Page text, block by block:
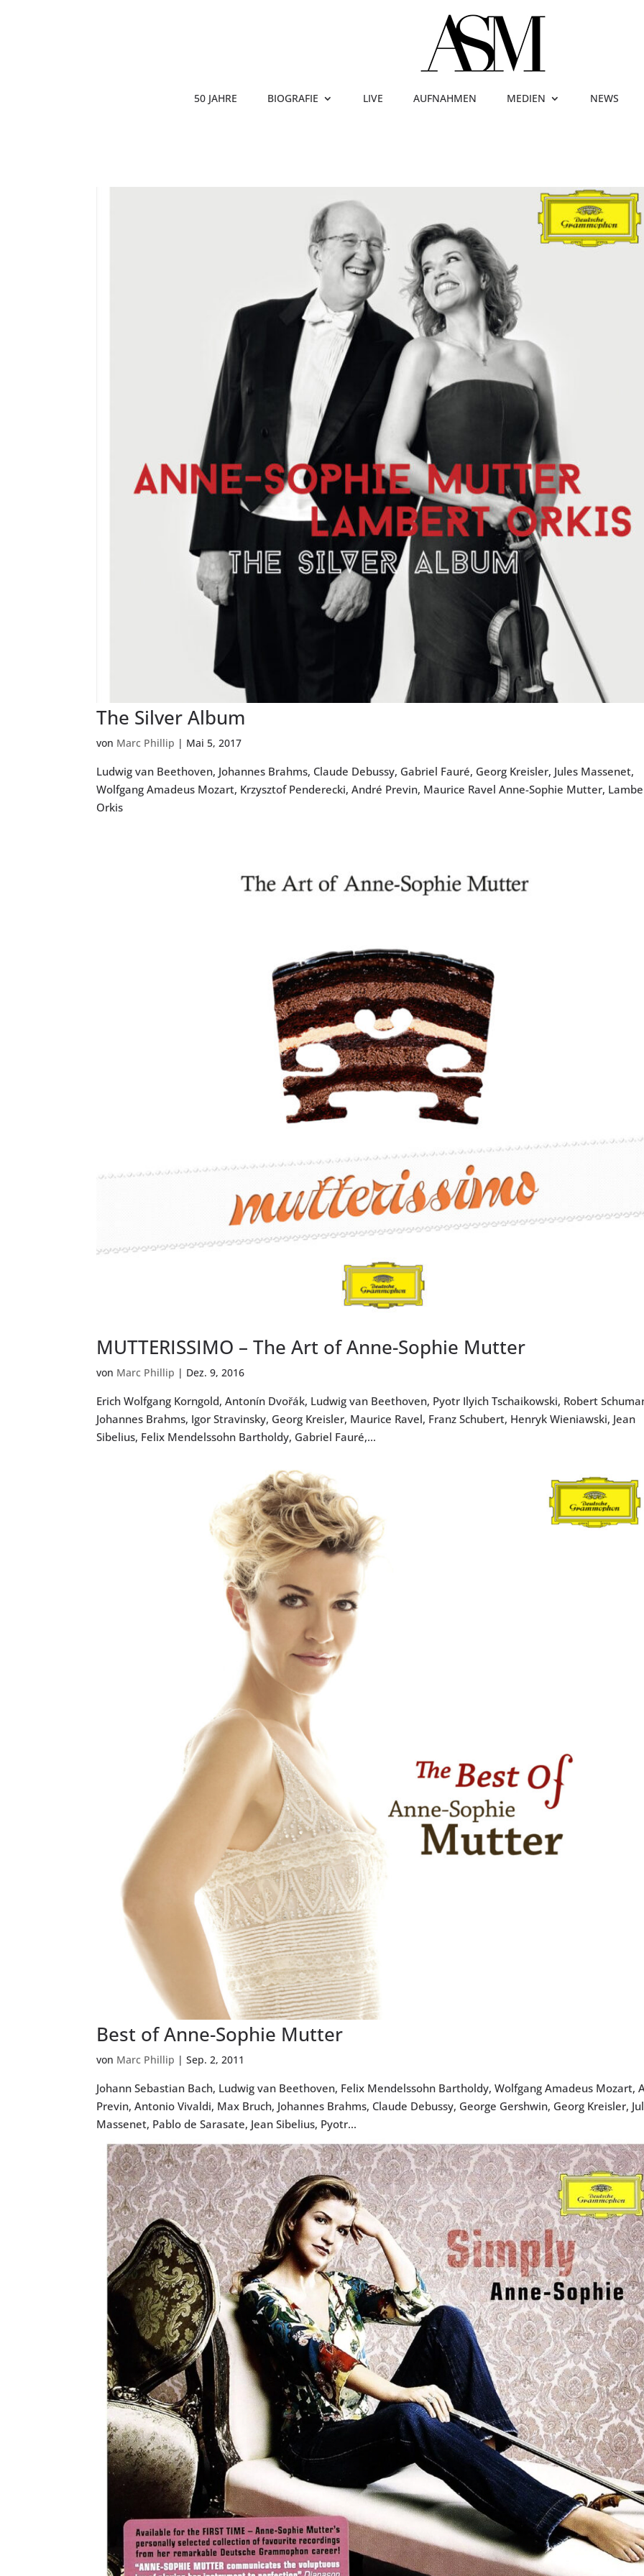
50 JAHRE BIOGRAFIE LIVE AUFNAHMEN MEDIEN NEWS
The Silver Album
von Marc Phillip | Mai 5, 2017
Ludwig van Beethoven, Johannes Brahms, Claude Debussy, Gabriel Fauré, Georg Kreisler, Jules Massenet,
Wolfgang Amadeus Mozart, Krzysztof Penderecki, André Previn, Maurice Ravel Anne-Sophie Mutter,
Orkis
MUTTERISSIMO – The Art of Anne-Sophie Mutter
von Marc Phillip | Dez. 9, 2016
Erich Wolfgang Korngold, Antonín Dvořák, Ludwig van Beethoven, Pyotr Ilyich Tschaikowski, Robert
Johannes Brahms, Igor Stravinsky, Georg Kreisler, Maurice Ravel, Franz Schubert, Henryk Wieniawski, Jean
Sibelius, Felix Mendelssohn Bartholdy, Gabriel Fauré,...
Best of Anne-Sophie Mutter
von Marc Phillip |Sep. 2, 2011
Johann Sebastian Bach, Ludwig van Beethoven, Felix Mendelssohn Bartholdy, Wolfgang Amadeus Mozart,
Previn, Antonio Vivaldi, Max Bruch, Johannes Brahms, Claude Debussy, George Gershwin, Georg Kreisler,
Massenet, Pablo de Sarasate, Jean Sibelius, Pyotr...